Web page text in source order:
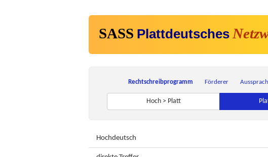
SASS Plattdeutsches
Rechtschreibprogramm Förderer
Hoch > Platt
Hochdeutsch